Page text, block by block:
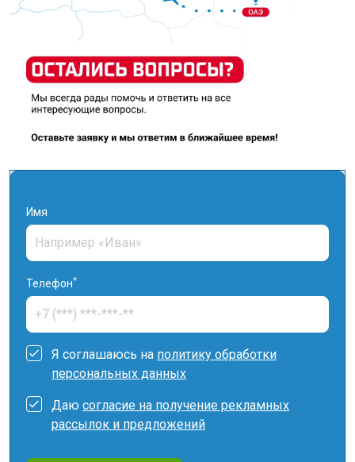
Имя
Телефон*
Я соглашаюсь на политику обработки
персональных данных
Даю согласие на получение рекламных
рассылок и предложений